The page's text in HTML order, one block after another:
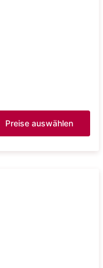
Preise auswählen